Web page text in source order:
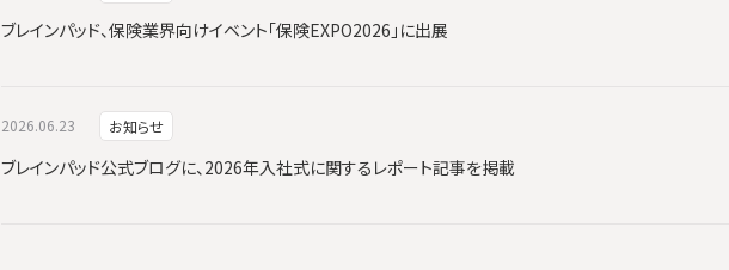
ブレインパッド、保険業界向けイベント「保険EXPO2026」に出展
2026.06.23 お知らせ
ブレインパッド公式ブログに、2026年入社式に関するレポート記事を掲載